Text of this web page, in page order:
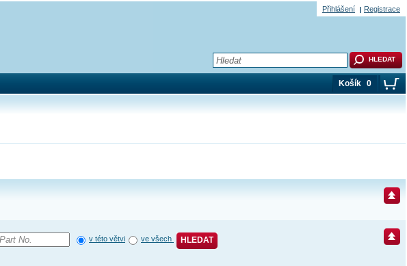
v této větvi ve všech HLEDAT
Košík 0
Přihlášení Registrace